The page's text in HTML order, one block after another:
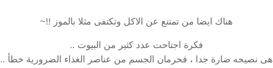
هناك ايضا من تمتنع عن الاكل وتكتفى مثلا بالموز !!~
فكرة اجتاحت عدد كثير من البيوت ..
هى نصيحه ضارة جدا ، فحرمان الجسم من عناصر الغذاء الضرورية خطأ ..